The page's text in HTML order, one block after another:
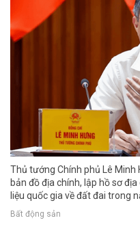
Thủ tướng Chính phủ Lê Minh
bản đồ địa chính, lập hồ sơ
liệu quốc gia về đất đai trong
Bất động sản